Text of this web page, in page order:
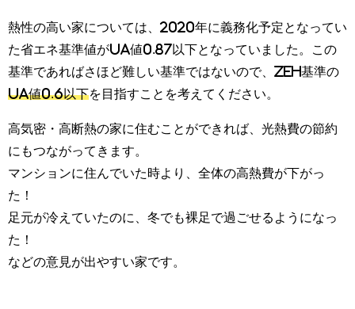
熱性の高い家については、2020年に義務化予定となってい
た省エネ基準値がUA値0.87以下となっていました。この
基準であればさほど難しい基準ではないので、ZEH基準の
UA値0.6以下を目指すことを考えてください。
高気密・高断熱の家に住むことができれば、光熱費の節約
にもつながってきます。
マンションに住んでいた時より、全体の高熱費が下がっ
た！
足元が冷えていたのに、冬でも裸足で過ごせるようになっ
た！
などの意見が出やすい家です。